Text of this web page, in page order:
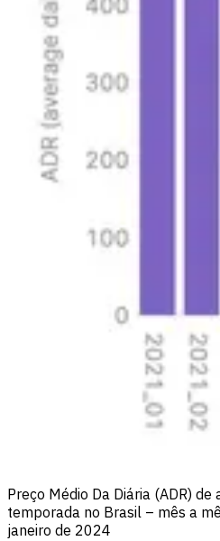
Preço Médio Da Diária (ADR)
temporada no Brasil – mês a
janeiro de 2024